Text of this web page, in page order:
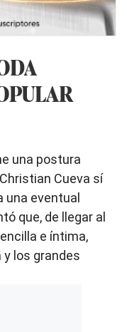
una postura
Cueva sí
una eventual
que, de llegar al
e íntima,
los grandes